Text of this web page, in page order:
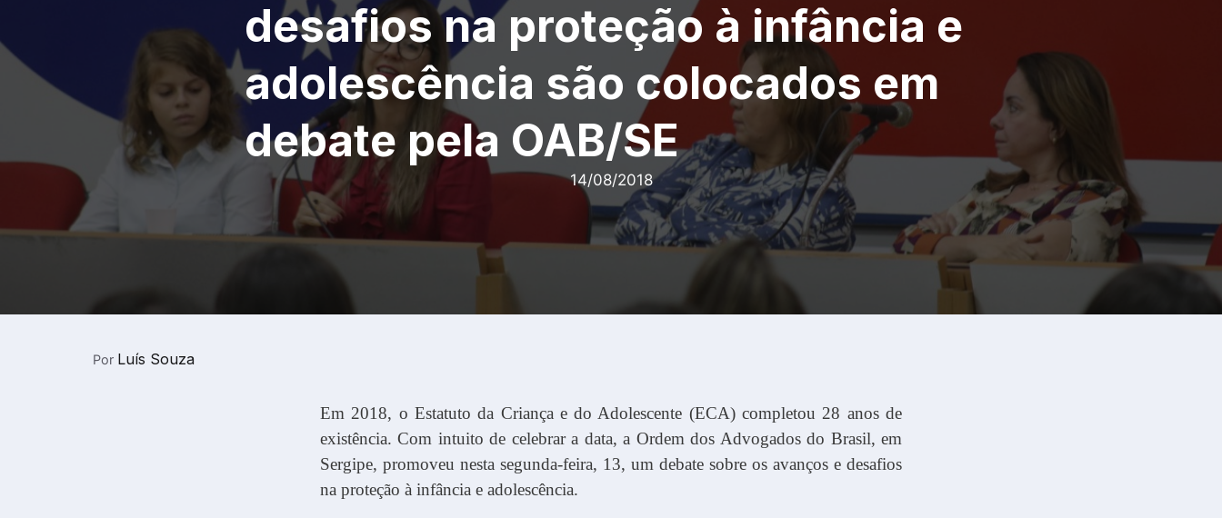
desafios na proteção à infância e
adolescência são colocados em
debate pela OAB/SE
14/08/2018
Por Luís Souza
Em 2018, o Estatuto da Criança e do Adolescente (ECA) completou 28 anos de
existência. Com intuito de celebrar a data, a Ordem dos Advogados do Brasil, em
Sergipe, promoveu nesta segunda-feira, 13, um debate sobre os avanços e desafios
na proteção à infância e adolescência.